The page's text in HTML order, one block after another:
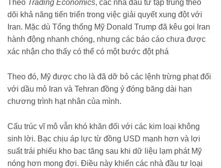
Theo Trading Economics, các nhà đầu tư tập trung theo
dõi khả năng tiến triển trong việc giải quyết xung đột với
Iran. Mặc dù Tổng thống Mỹ Donald Trump đã kêu gọi Iran
hành động nhanh chóng, nhưng các báo cáo chưa được
xác nhận cho thấy có thể có một bước đột phá
Theo đó, Mỹ được cho là đã dỡ bỏ các lệnh trừng phạt đối
với dầu mỏ Iran và Tehran đồng ý đóng băng dài hạn
chương trình hạt nhân của mình.
Cấu trúc vĩ mô vẫn khó khăn đối với các kim loại không
sinh lời. Bạc chịu áp lực từ đồng USD mạnh hơn và lợi
suất trái phiếu kho bạc tăng sau khi dữ liệu lạm phát Mỹ
nóng hơn mong đợi. Điều này khiến các nhà đầu tư loại